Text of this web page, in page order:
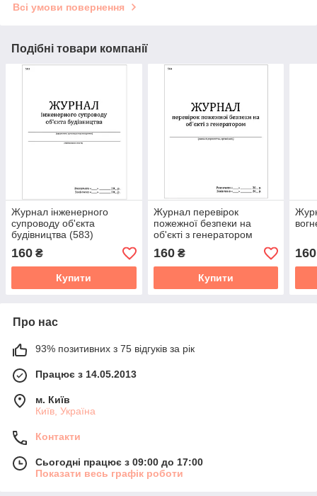
Всі умови повернення
Подібні товари компанії
Журнал інженерного
супроводу об'єкта
будівництва (583)
160 ₴
Купити
Журнал перевірок
пожежної безпеки на
об'єкті з генератором
(564)
160₴
Купити
160
Про нас
93% позитивних з 75 відгуків за рік
Працює з 14.05.2013
м. Київ
Київ, Україна
Контакти
Сьогодні працює з 09:00 до 17:00
Показати весь графік роботи